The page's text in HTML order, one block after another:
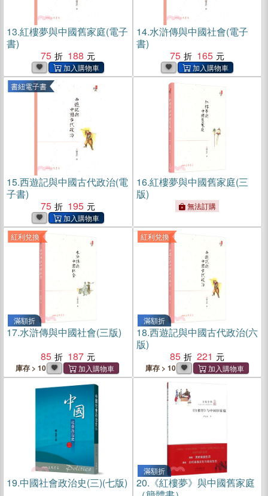
13.紅樓夢與中國舊家庭(電子
書)
75
188
14.水滸傳與中國社會(電子
書)
75
165
書紐電子書
15.西遊記與中國古代政治(電
子書)
75
195
16.紅樓夢與中國舊家庭(三
版)
無法訂購
紅利兌換
滿額折
17.水滸傳與中國社會(三版)
85
187
庫存 > 10
紅利兌換
滿額折
18.西遊記與中國古代政治(六
版)
85
221
庫存 > 10
19.中國社會政治史(三)(七版)
滿額折
20. 《紅樓夢》與中國舊家庭